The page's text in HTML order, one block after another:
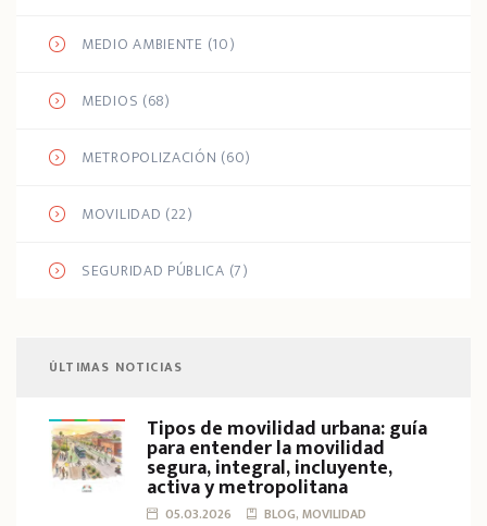
MEDIO AMBIENTE (10)
MEDIOS (68)
METROPOLIZACIÓN (60)
MOVILIDAD (22)
SEGURIDAD PÚBLICA (7)
ÚLTIMAS NOTICIAS
Tipos de movilidad urbana: guía
para entender la movilidad
segura, integral, incluyente,
activa y metropolitana
05.03.2026 BLOG, MOVILIDAD